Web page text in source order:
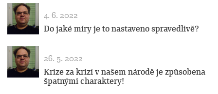
4. 6. 2022
Do jaké míry je to nastaveno spravedlivě?
26. 5. 2022
Krize za krizí v našem národě je způsobena
špatnými charaktery!